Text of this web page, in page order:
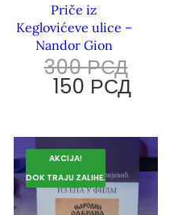
Priče iz
Keglovićeve ulice –
Nandor Gion
300РСД
150 РСД
AKCIJA!
DOK TRAJU ZALIHE.